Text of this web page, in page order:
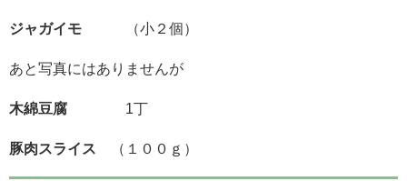
ジャガイモ （小２個）
あと写真にはありませんが
木綿豆腐 1丁
豚肉スライス （１００ｇ）